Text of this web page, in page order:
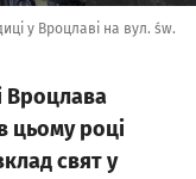
у Вроцлаві на вул. św.
Вроцлава
цьому році
свят у